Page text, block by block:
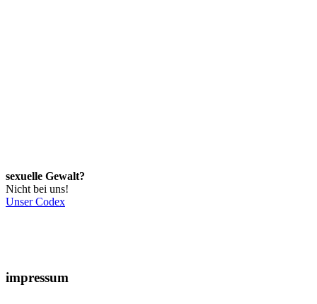
sexuelle Gewalt?
Nicht bei uns!
Unser Codex
impressum